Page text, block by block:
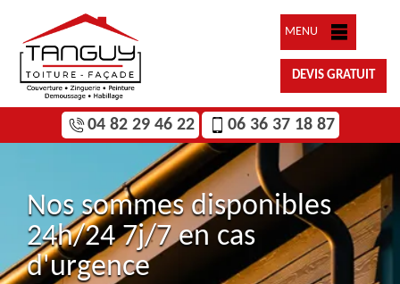
MENU
DEVIS GRATUIT
04 82 29 46 22 06 36 37 18 87
Nos sommes disponibles
24h/24 7j/7 en cas
d'urgence